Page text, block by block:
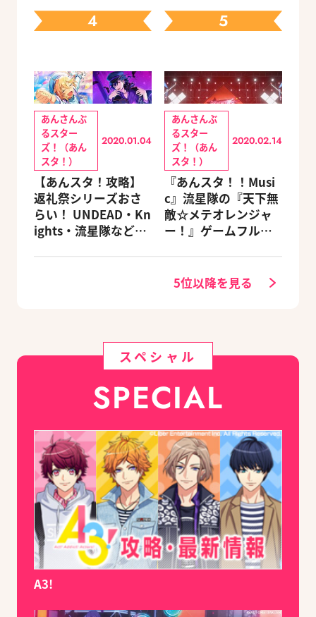
る豪華グッズ付き限
定セットも同時発売
4
あんさんぶ
るスター
ズ！（あん
スタ！）
2020.01.04
【あんスタ！攻略】
返礼祭シリーズおさ
らい！ UNDEAD・Kn
ights・流星隊など、
5
あんさんぶ
るスター
ズ！（あん
スタ！）
2020.02.14
『あんスタ！！Musi
c』流星隊の『天下無
敵☆メテオレンジャ
ー！』ゲームフルサ
5位以降を見る
スペシャル
SPECIAL
A3!